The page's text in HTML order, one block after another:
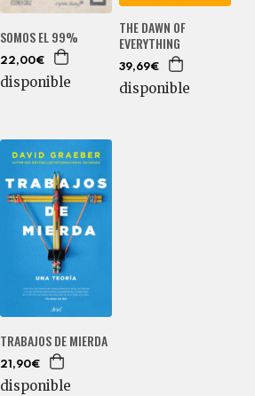
SOMOS EL 99%
22,00€
disponible
THE DAWN OF
EVERYTHING
39,69€
disponible
TRABAJOS DE MIERDA
21,90€
disponible